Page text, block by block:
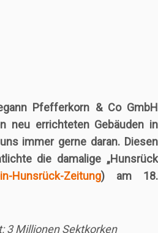
Pfefferkorn & Co GmbH
neu errichteten Gebäuden in
immer gerne daran. Diesen
die damalige „Hunsrück
Hunsrück-Zeitung) am 18.
3 Millionen Sektkorken